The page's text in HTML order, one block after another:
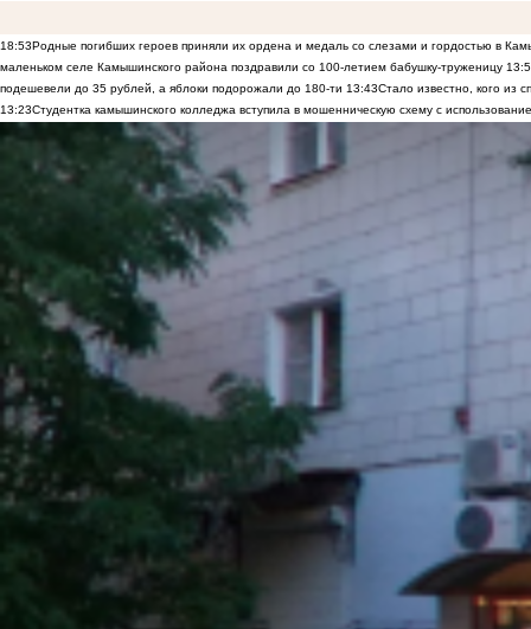
18:53Родные погибших героев приняли их ордена и медаль со слезами и гордостью в
маленьком селе Камышинского района поздравили со 100-летием бабушку-труженицу
подешевели до 35 рублей, а яблоки подорожали до 180-ти 13:43Стало известно, кого из
13:23Студентка камышинского колледжа вступила в мошенническую схему с